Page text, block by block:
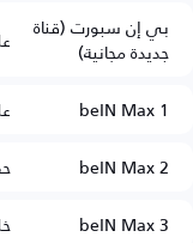
بي إن سبورت (قناة
جديدة مجانية)
beIN Max 1
beIN Max 2
beIN Max 3